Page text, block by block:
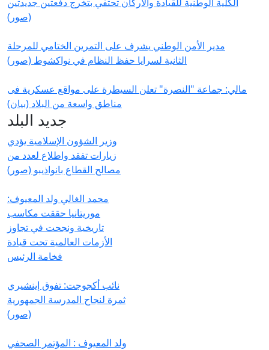
(صور)
مدير الأمن الوطني يشرف على التمرين الختامي للمرحلة
الثانية لسرايا حفظ النظام في نواكشوط (صور)
مالي: جماعة "النصرة" تعلن السيطرة على مواقع عسكرية فى
مناطق واسعة من البلاد (بيان)
جديد البلد
وزير الشؤون الإسلامية يؤدي
زيارات تفقد واطلاع لعدد من
مصالح القطاع بانواذيبو (صور)
محمد الغالي ولد المعيوف:
موريتانيا حققت مكاسب
تاريخية ونجحت في تجاوز
الأزمات العالمية تحت قيادة
فخامة الرئيس
نائب أكجوجت: تفوق إينشيري
ثمرة لنجاح المدرسة الجمهورية
(صور)
ولد المعيوف : المؤتمر الصحفي